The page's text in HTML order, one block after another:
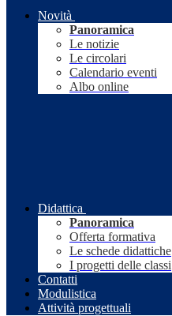
Novità
Panoramica
Le notizie
Le circolari
Calendario eventi
Albo online
Didattica
Panoramica
Offerta formativa
Le schede didattiche
I progetti delle classi
Contatti
Modulistica
Attività progettuali